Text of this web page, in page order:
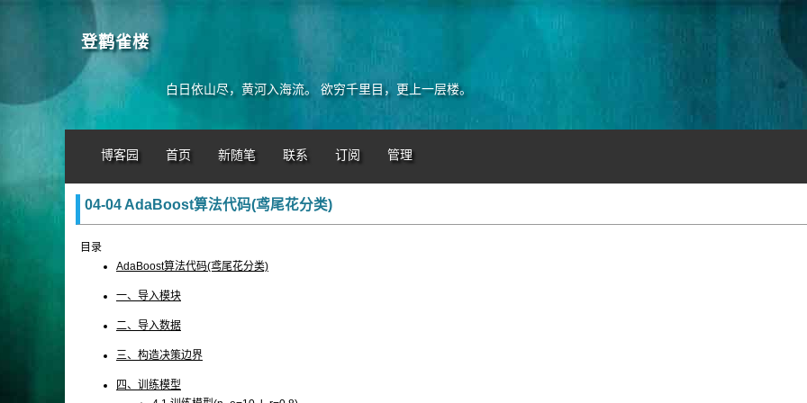
登鹳雀楼
白日依山尽，黄河入海流。 欲穷千里目，更上一层楼。
博客园 首页 新随笔 联系 订阅 管理
04-04 AdaBoost算法代码(鸢尾花分类)
目录
AdaBoost算法代码(鸢尾花分类)
一、导入模块
二、导入数据
三、构造决策边界
四、训练模型